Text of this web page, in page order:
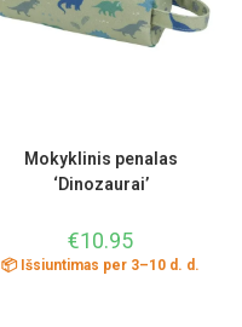
Mokyklinis penalas
‘Dinozaurai’
€10.95
📦 Išsiuntimas per 3–10 d. d.